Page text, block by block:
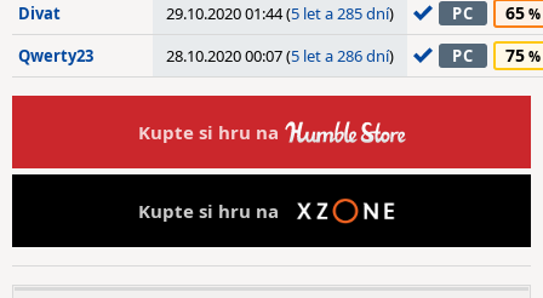
Divat 29.10.2020 01:44 (5 let a 285 dní) PC 65
Qwerty23 28.10.2020 00:07 (5 let a 286 dní) PC 75
Kupte si hru na
Kupte si hru na